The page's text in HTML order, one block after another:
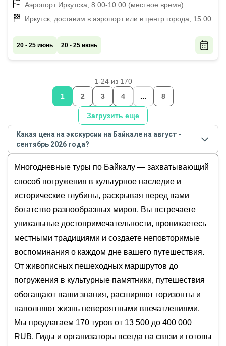
Аэропорт Иркутска, 8:00-10:00 (местное время)
Иркутск, доставим в аэропорт или в центр города, 15:00
20 - 25 июнь 20 - 25 июнь
1-24 из 170
Загрузить еще
1 2 3 4 ... 8
Какая цена на экскурсии на Байкале на август -
сентябрь 2026 года?
сентябрь 2026 года от 13 500до 400 000 RUB
Многодневные туры по Байкалу — захватывающий
способ погружения в культурное наследие и
исторические глубины, раскрывая перед вами
богатство разнообразных миров. Вы встречаете
уникальные достопримечательности, проникаетесь
местными традициями и создаете неповторимые
воспоминания о каждом дне вашего путешествия.
От живописных пешеходных маршрутов до
погружения в культурные памятники, путешествия
обогащают ваши знания, расширяют горизонты и
наполняют жизнь невероятными впечатлениями.
Мы предлагаем 170 туров от 13 500 до 400 000
RUB. Гиды и организаторы всегда на связи и готовы